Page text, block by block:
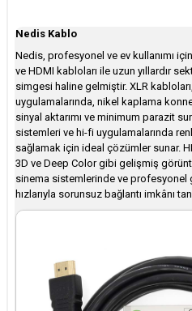
Nedis Kablo
Nedis, profesyonel ve ev kullanımı
ve HDMI kabloları ile uzun yıllardır
simgesi haline gelmiştir. XLR
uygulamalarında, nikel kaplama
sinyal aktarımı ve minimum parazit
sistemleri ve hi-fi uygulamalarında
sağlamak için ideal çözümler sunar.
3D ve Deep Color gibi gelişmiş
sinema sistemlerinde ve profesyonel
hızlarıyla sorunsuz bağlantı imkânı